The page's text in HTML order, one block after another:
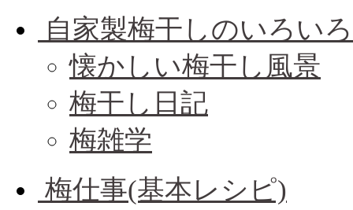
自家製梅干しのいろいろ
懐かしい梅干し風景
梅干し日記
梅雑学
梅仕事(基本レシピ)